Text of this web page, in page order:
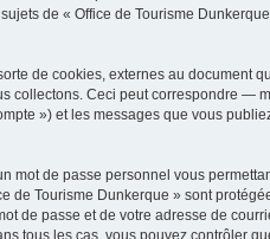
de « Office de Tourisme
de cookies, externes au document
collectons. Ceci peut correspondre —
») et les messages que vous
mot de passe personnel vous
de Tourisme Dunkerque » sont
de passe et de votre adresse de
tous les cas, vous pouvez contrôler